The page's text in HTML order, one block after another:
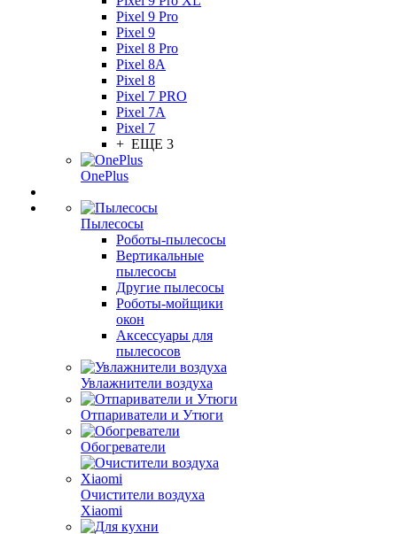
Pixel 9 Pro
Pixel 9
Pixel 8 Pro
Pixel 8A
Pixel 8
Pixel 7 PRO
Pixel 7A
Pixel 7
+ ЕЩЕ 3
OnePlus
Пылесосы
Роботы-пылесосы
Вертикальные
пылесосы
Другие пылесосы
Роботы-мойщики
окон
Аксессуары для
пылесосов
Увлажнители воздуха
Отпариватели и Утюги
Обогреватели
Очистители воздуха
Xiaomi